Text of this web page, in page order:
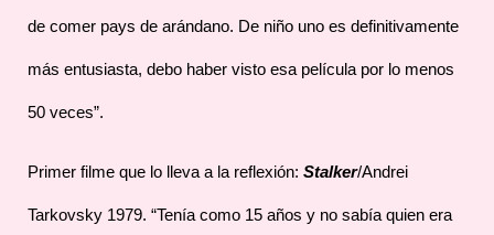
de comer pays de arándano. De niño uno es definitivamente
más entusiasta, debo haber visto esa película por lo menos
50 veces”.
Primer filme que lo lleva a la reflexión: Stalker/Andrei
Tarkovsky 1979. “Tenía como 15 años y no sabía quien era